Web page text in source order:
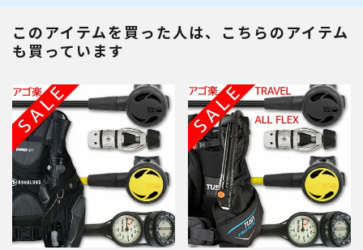
ヘレイワホ スキューバダイビン
グ OH オーバーホール クーポン
プレゼン
ング 重器材セット OH オーバー
ホール クーポン プレゼント ア
このアイテムを買った人は、こちらのアイテム
も買っています